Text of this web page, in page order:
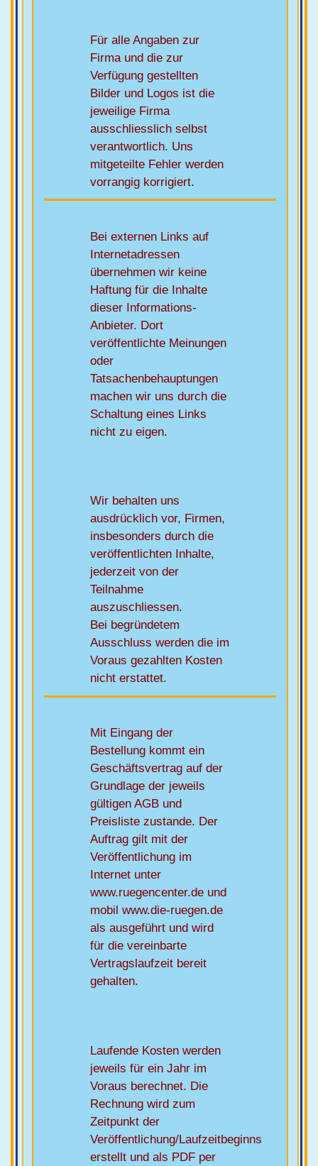
Für alle Angaben zur
Firma und die zur
Verfügung gestellten
Bilder und Logos ist die
jeweilige Firma
ausschliesslich selbst
verantwortlich. Uns
mitgeteilte Fehler werden
vorrangig korrigiert.
Bei externen Links auf
Internetadressen
übernehmen wir keine
Haftung für die Inhalte
dieser Informations-
Anbieter. Dort
veröffentlichte Meinungen
oder
Tatsachenbehauptungen
machen wir uns durch die
Schaltung eines Links
nicht zu eigen.
Wir behalten uns
ausdrücklich vor, Firmen,
insbesonders durch die
veröffentlichten Inhalte,
jederzeit von der
Teilnahme
auszuschliessen.
Bei begründetem
Ausschluss werden die im
Voraus gezahlten Kosten
nicht erstattet.
Mit Eingang der
Bestellung kommt ein
Geschäftsvertrag auf der
Grundlage der jeweils
gültigen AGB und
Preisliste zustande. Der
Auftrag gilt mit der
Veröffentlichung im
Internet unter
www.ruegencenter.de und
mobil www.die-ruegen.de
als ausgeführt und wird
für die vereinbarte
Vertragslaufzeit bereit
gehalten.
Laufende Kosten werden
jeweils für ein Jahr im
Voraus berechnet. Die
Rechnung wird zum
Zeitpunkt der
Veröffentlichung/Laufzeitbeginns
erstellt und als PDF per